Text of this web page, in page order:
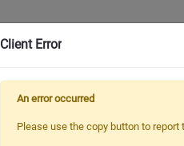
ーター付きテレビスタンド
Client Error
An error occurred
Please use the copy button to report